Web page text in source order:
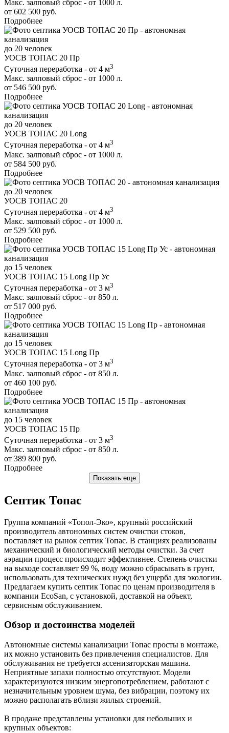
Макс. залповый сброс - от 1000 л.
от 602 500 руб.
Подробнее
до 20 человек
УОСВ ТОПАС 20 Пр
Суточная переработка - от 4 м3
Макс. залповый сброс - от 1000 л.
от 546 500 руб.
Подробнее
до 20 человек
УОСВ ТОПАС 20 Long
Суточная переработка - от 4 м3
Макс. залповый сброс - от 1000 л.
от 584 500 руб.
Подробнее
до 20 человек
УОСВ ТОПАС 20
Суточная переработка - от 4 м3
Макс. залповый сброс - от 1000 л.
от 529 500 руб.
Подробнее
до 15 человек
УОСВ ТОПАС 15 Long Пр Ус
Суточная переработка - от 3 м3
Макс. залповый сброс - от 850 л.
от 517 000 руб.
Подробнее
до 15 человек
УОСВ ТОПАС 15 Long Пр
Суточная переработка - от 3 м3
Макс. залповый сброс - от 850 л.
от 460 100 руб.
Подробнее
до 15 человек
УОСВ ТОПАС 15 Пр
Суточная переработка - от 3 м3
Макс. залповый сброс - от 850 л.
от 389 800 руб.
Подробнее
Показать еще
Септик Топас
Группа компаний «Топол-Эко», крупный российский
производитель автономных систем очистки стоков,
поставляет на рынок септик Топас. В станциях реализованы
механический и биологический методы очистки. За счет
аэрации процесс происходит эффективнее. Степень очистки
на выходе составляет 99 %, воду можно сбрасывать в грунт,
использовать для технических нужд без ущерба для экологии.
Предлагаем купить септик Топас по ценам производителя в
компании EcoSan, с установкой, доставкой на объект,
сервисным обслуживанием.
Обзор и достоинства моделей
Автономные системы канализации Топас просты в монтаже,
их можно установить без привлечения специалистов. Для
обслуживания не требуется ассенизаторская машина.
Неприятные запахи полностью отсутствуют. Модели
характеризуются низким энергопотреблением, работают с
незначительным уровнем шума, без вибрации, поэтому их
можно располагать вблизи жилых строений.
В продаже представлены установки для небольших и
крупных объектов: